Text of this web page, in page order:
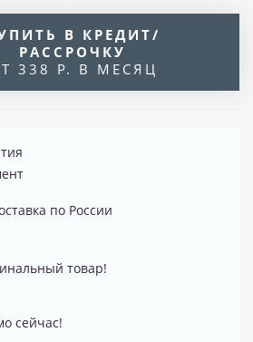
В КРЕДИТ/
РАССРОЧКУ
338 Р. В МЕСЯЦ
по России
товар!
сейчас!